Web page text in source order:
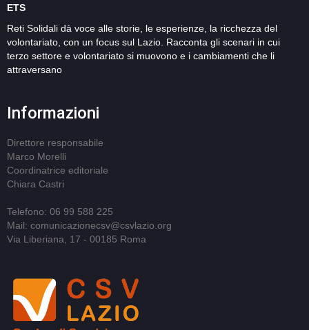
ETS
Reti Solidali dà voce alle storie, le esperienze, la ricchezza del
volontariato, con un focus sul Lazio. Racconta gli scenari in cui
terzo settore e volontariato si muovono e i cambiamenti che li
attraversano
Informazioni
Direttore responsabile
Marco Morelli
Coordinatrice editoriale
Chiara Castri
Telefono: 06 99 588 225
Mail: comunicazionecsv@csvlazio.org
Via Liberiana, 17 - 00185 Roma